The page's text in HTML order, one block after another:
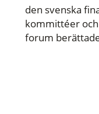
den svenska
kommittéer och
forum